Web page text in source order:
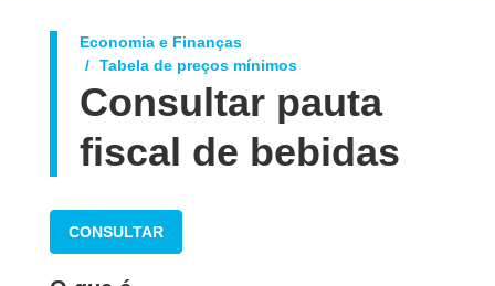
Economia e Finanças
Tabela de preços mínimos
Consultar pauta
fiscal de bebidas
CONSULTAR